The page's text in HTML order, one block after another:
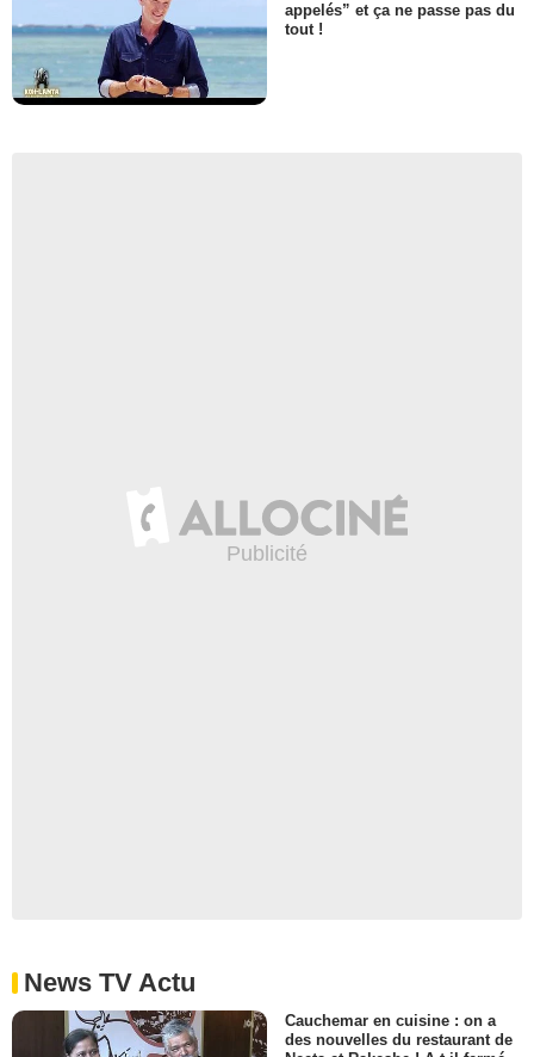
appelés” et ça ne passe pas du
tout !
News TV Actu
Cauchemar en cuisine : on a
des nouvelles du restaurant de